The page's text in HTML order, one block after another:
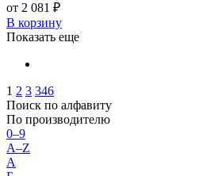
от 2 081 ₽
В корзину
Показать еще
1 2 3 346
Поиск по алфавиту
По производителю
0–9
A–Z
А